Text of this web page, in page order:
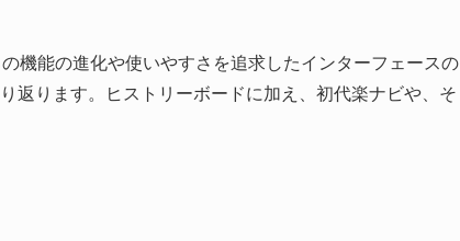
機能の進化や使いやすさを追求したインターフェースの
返ります。ヒストリーボードに加え、初代楽ナビや、そ